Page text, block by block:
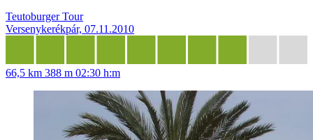
Teutoburger Tour
Versenykerékpár, 07.11.2010
66,5 km 388 m 02:30 h:m